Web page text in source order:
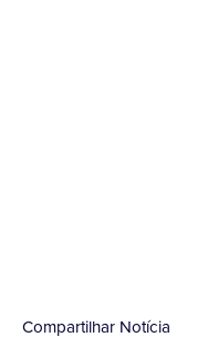
Compartilhar Notícia